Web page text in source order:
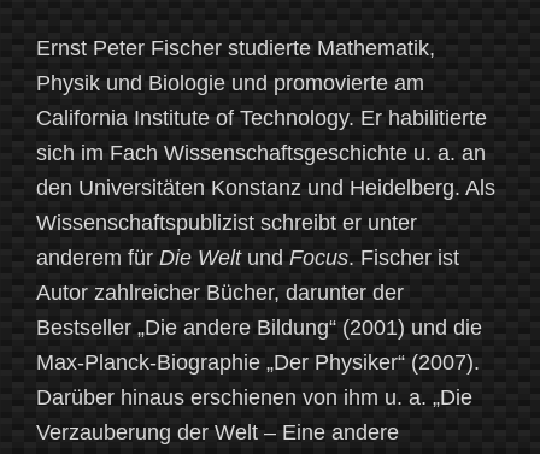
Ernst Peter Fischer studierte Mathematik,
Physik und Biologie und promovierte am
California Institute of Technology. Er habilitierte
sich im Fach Wissenschaftsgeschichte u. a. an
den Universitäten Konstanz und Heidelberg. Als
Wissenschaftspublizist schreibt er unter
anderem für Die Welt und Focus. Fischer ist
Autor zahlreicher Bücher, darunter der
Bestseller „Die andere Bildung“ (2001) und die
Max-Planck-Biographie „Der Physiker“ (2007).
Darüber hinaus erschienen von ihm u. a. „Die
Verzauberung der Welt – Eine andere